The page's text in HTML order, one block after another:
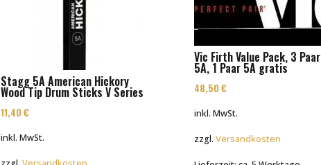
Stagg 5A American Hickory
Wood Tip Drum Sticks V Series
11,40€
inkl. MwSt.
Vic Firth Value Pack, 3 Paar
5A, 1 Paar 5A gratis
48,50€
inkl. MwSt.
zzgl.Versandkosten